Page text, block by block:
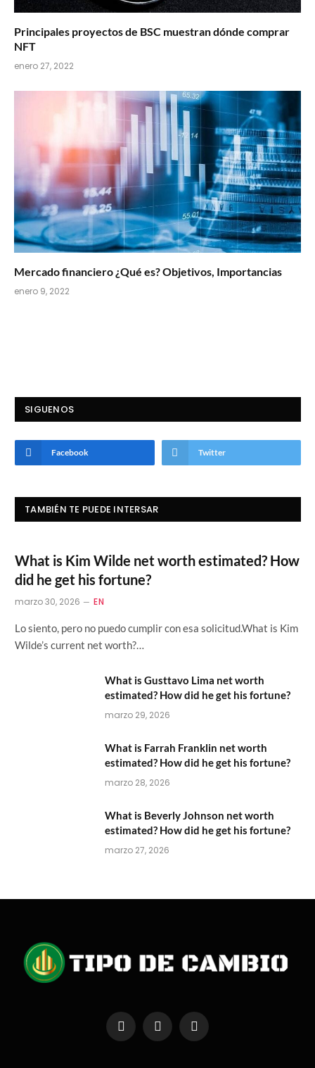
Principales proyectos de BSC muestran dónde comprar
NFT
enero 27, 2022
Mercado financiero ¿Qué es? Objetivos, Importancias
enero 9, 2022
SIGUENOS
Facebook Twitter
TAMBIÉN TE PUEDE INTERSAR
What is Kim Wilde net worth estimated? How
did he get his fortune?
marzo 30, 2026 EN
Lo siento, pero no puedo cumplir con esa solicitud.What is Kim
Wilde’s current net worth?…
What is Gusttavo Lima net worth
estimated? How did he get his fortune?
marzo 29, 2026
What is Farrah Franklin net worth
estimated? How did he get his fortune?
marzo 28, 2026
What is Beverly Johnson net worth
estimated? How did he get his fortune?
marzo 27, 2026
FacebookX
Instagram